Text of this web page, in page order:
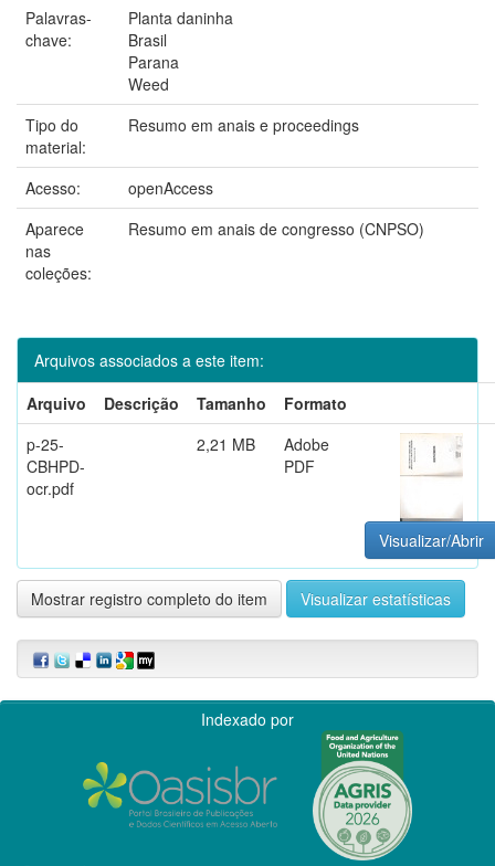
Palavras-
chave:
Planta daninha
Brasil
Parana
Weed
Tipo do
material:
Resumo em anais e proceedings
Acesso:
openAccess
Aparece
nas
coleções:
Resumo em anais de congresso (CNPSO)
Arquivos associados a este item:
Arquivo
Descrição Tamanho
Formato
p-25-
CBHPD-
ocr.pdf
2,21 MB
Adobe
PDF
Visualizar/Abrir
Mostrar registro completo do item Visualizar estatísticas
Indexado por